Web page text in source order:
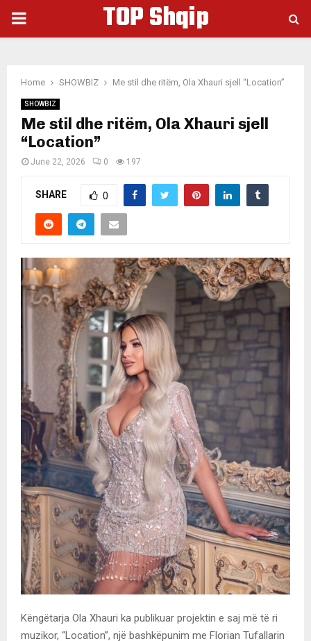
PRIMARY
TOP Shqip
Home SHOWBIZ Me stil dhe ritëm, Ola Xhauri sjell “Location”
SHOWBIZ
Me stil dhe ritëm, Ola Xhauri sjell
“Location”
June 22, 2026 0 197
SHARE 0
Këngëtarja Ola Xhauri ka publikuar projektin e saj më të ri
muzikor, “Location”, një bashkëpunim me Florian Tufallarin